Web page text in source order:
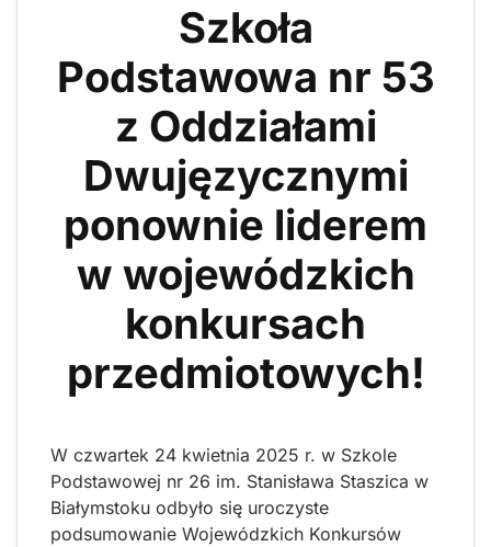
Szkoła
Podstawowa nr 53
z Oddziałami
Dwujęzycznymi
ponownie liderem
w wojewódzkich
konkursach
przedmiotowych!
W czwartek 24 kwietnia 2025 r. w Szkole
Podstawowej nr 26 im. Stanisława Staszica w
Białymstoku odbyło się uroczyste
podsumowanie Wojewódzkich Konkursów